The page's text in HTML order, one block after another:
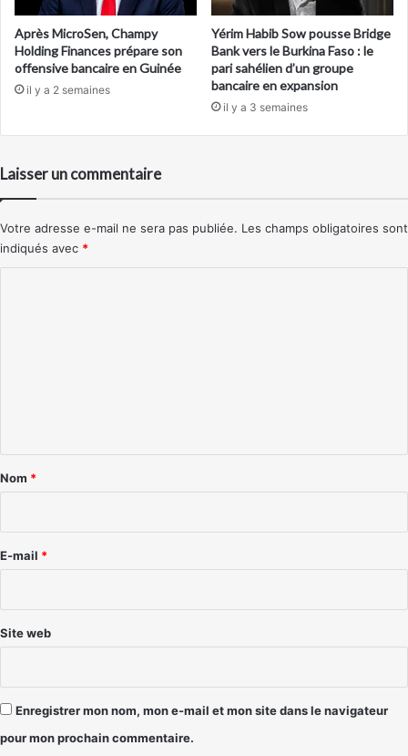
Après MicroSen, Champy
Holding Finances prépare son
offensive bancaire en Guinée
il y a 2 semaines
Yérim Habib Sow pousse Bridge
Bank vers le Burkina Faso : le
pari sahélien d’un groupe
bancaire en expansion
il y a 3 semaines
Laisser un commentaire
Votre adresse e-mail ne sera pas publiée. Les champs obligatoires sont
indiqués avec *
a
e
Nom *
E-mail *
Site web
Enregistrer mon nom, mon e-mail et mon site dans le navigateur
pour mon prochain commentaire.